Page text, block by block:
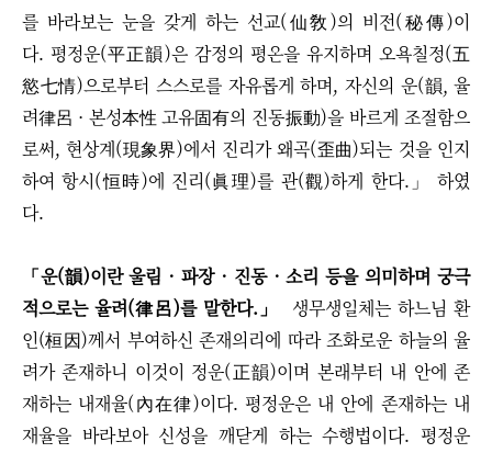
를 바라보는 눈을 갖게 하는 선교(仙敎)의 비전(秘傳)이
다. 평정운(平正韻)은 감정의 평온을 유지하며 오욕칠정(五
慾七情)으로부터 스스로를 자유롭게 하며, 자신의 운(韻, 율
려律呂 · 본성本性 고유固有의 진동振動)을 바르게 조절함으
로써, 현상계(現象界)에서 진리가 왜곡(歪曲)되는 것을 인지
하여 항시(恒時)에 진리(眞理)를 관(觀)하게 한다.」 하였
다.
「운(韻)이란 울림 · 파장 · 진동 · 소리 등을 의미하며 궁극
적으로는 율려(律呂)를 말한다. 」
생무생일체는 하느님 환
인(桓因)께서 부여하신 존재의리에 따라 조화로운 하늘의 율
려가 존재하니 이것이 정운(正韻)이며 본래부터 내 안에 존
재하는 내재율(內在律)이다. 평정운은 내 안에 존재하는 내
재율을 바라보아 신성을 깨닫게 하는 수행법이다. 평정운